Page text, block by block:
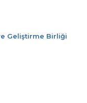
Geliştirme Birliği